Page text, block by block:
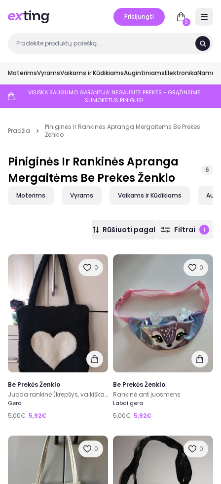
Prisijungti
0
MoterimsVyramsVaikams ir KūdikiamsAugintiniamsElektronikaNamai
VISIŠKA SAUGUMO GARANTIJA: NEGAUSITE PREKĖS - GRĄŽINSIME
SUMOKĖTUS PINIGUS!
Pradžia
Piniginės Ir Rankinės Apranga Mergaitėms Be Prekes
Ženklo
Piniginės Ir Rankinės Apranga
Mergaitėms Be Prekes Ženklo
6
Moterims Vyrams Vaikams ir Kūdikiams
Rūšiuoti pagal Filtrai 1
0
Be Prekės Ženklo
Juoda rankinė (krepšys, vaikiškas)
Gera
5,00€ 5,92€
0
Be Prekės Ženklo
Rankinė ant juosmens
Labai gera
5,00€ 5,92€
0 0